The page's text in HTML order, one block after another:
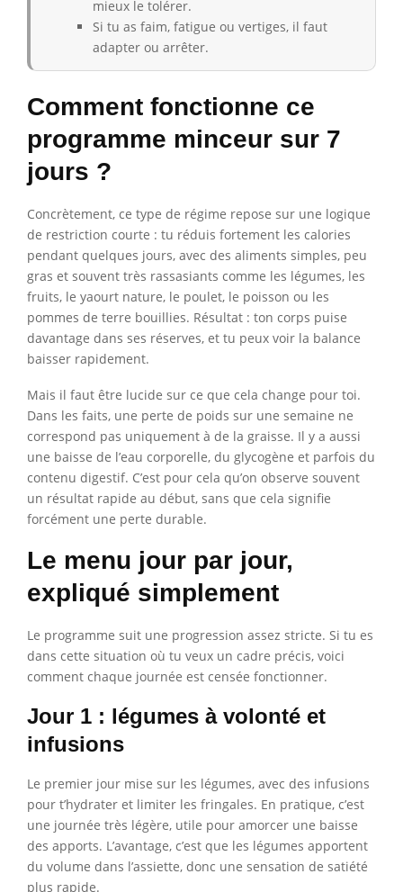
mieux le tolérer.
Si tu as faim, fatigue ou vertiges, il faut
adapter ou arrêter.
Comment fonctionne ce
programme minceur sur 7
jours ?
Concrètement, ce type de régime repose sur une logique
de restriction courte : tu réduis fortement les calories
pendant quelques jours, avec des aliments simples, peu
gras et souvent très rassasiants comme les légumes, les
fruits, le yaourt nature, le poulet, le poisson ou les
pommes de terre bouillies. Résultat : ton corps puise
davantage dans ses réserves, et tu peux voir la balance
baisser rapidement.
Mais il faut être lucide sur ce que cela change pour toi.
Dans les faits, une perte de poids sur une semaine ne
correspond pas uniquement à de la graisse. Il y a aussi
une baisse de l’eau corporelle, du glycogène et parfois du
contenu digestif. C’est pour cela qu’on observe souvent
un résultat rapide au début, sans que cela signifie
forcément une perte durable.
Le menu jour par jour,
expliqué simplement
Le programme suit une progression assez stricte. Si tu es
dans cette situation où tu veux un cadre précis, voici
comment chaque journée est censée fonctionner.
Jour 1 : légumes à volonté et
infusions
Le premier jour mise sur les légumes, avec des infusions
pour t’hydrater et limiter les fringales. En pratique, c’est
une journée très légère, utile pour amorcer une baisse
des apports. L’avantage, c’est que les légumes apportent
du volume dans l’assiette, donc une sensation de satiété
plus rapide.